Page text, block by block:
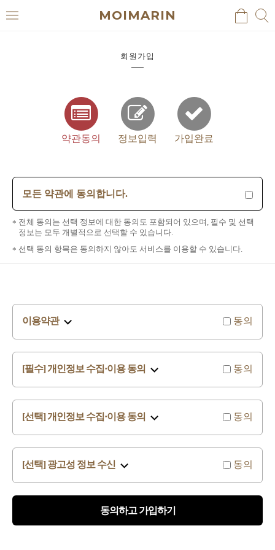
MOIMARIN
메
검
회원가입
약관동의 정보입력 가입완료
모든 약관에 동의합니다.
전체 동의는 선택 정보에 대한 동의도 포함되어 있으며, 필수 및 선택
정보는 모두 개별적으로 선택할 수 있습니다.
선택 동의 항목은 동의하지 않아도 서비스를 이용할 수 있습니다.
이용약관 동의
[필수] 개인정보 수집·이용 동의 동의
[선택] 개인정보 수집·이용 동의 동의
[선택] 광고성 정보 수신 동의
동의하고 가입하기